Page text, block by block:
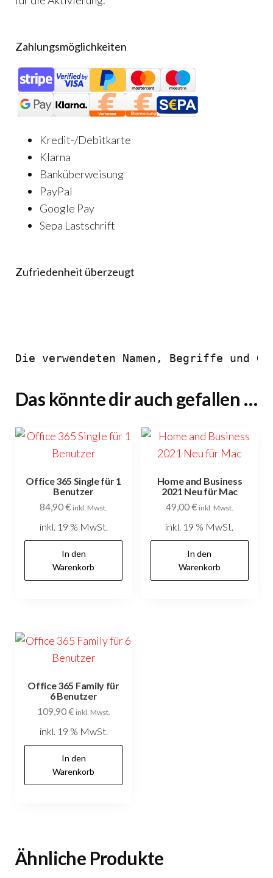
Zahlungsmöglichkeiten
Kredit-/Debitkarte
Klarna
Banküberweisung
PayPal
Google Pay
Sepa Lastschrift
Zufriedenheit überzeugt
Die verwendeten Namen, Begriffe und
Das könnte dir auch gefallen …
Office 365 Single für 1
Benutzer
84,90€ inkl. Mwst.
inkl. 19 % MwSt.
In den
Warenkorb
Home and Business
2021 Neu für Mac
49,00€ inkl. Mwst.
inkl. 19 % MwSt.
In den
Warenkorb
Office 365 Family für
6 Benutzer
109,90€ inkl. Mwst.
inkl. 19 % MwSt.
In den
Warenkorb
Ähnliche Produkte